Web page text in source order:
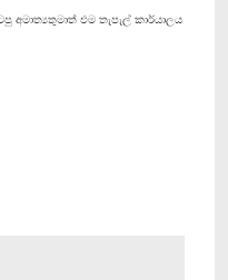
එම තැපැල් කාර්යාලය